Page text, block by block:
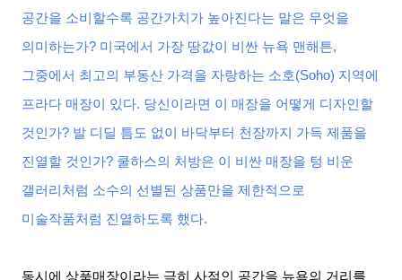
공간을 소비할수록 공간가치가 높아진다는 말은 무엇을
의미하는가? 미국에서 가장 땅값이 비싼 뉴욕 맨해튼,
그중에서 최고의 부동산 가격을 자랑하는 소호(Soho) 지역에
프라다 매장이 있다. 당신이라면 이 매장을 어떻게 디자인할
것인가? 발 디딜 틈도 없이 바닥부터 천장까지 가득 제품을
진열할 것인가? 쿨하스의 처방은 이 비싼 매장을 텅 비운
갤러리처럼 소수의 선별된 상품만을 제한적으로
미술작품처럼 진열하도록 했다.
동시에 상품매장이라는 극히 사적인 공간을 뉴욕의 거리를